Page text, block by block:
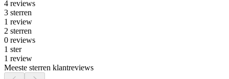
4 reviews
3 sterren
1 review
2 sterren
0 reviews
1 ster
1 review
Meeste sterren klantreviews